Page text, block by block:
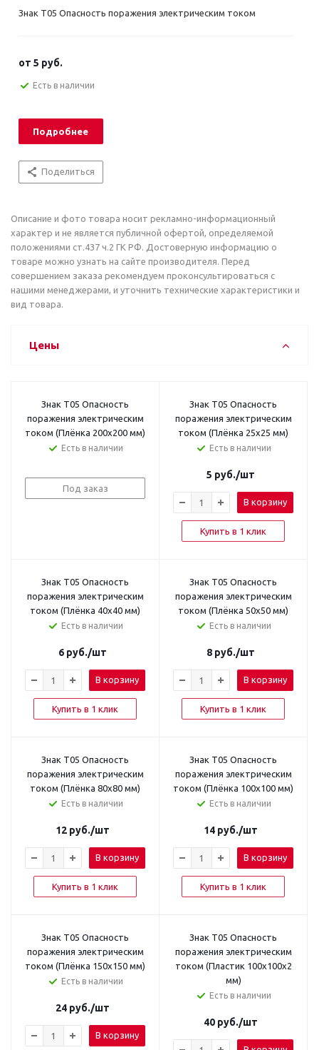
Знак T05 Опасность поражения электрическим током
от 5 руб.
Есть в наличии
Подробнее
Поделиться
Описание и фото товара носит рекламно-информационный
характер и не является публичной офертой, определяемой
положениями ст.437 ч.2 ГК РФ. Достоверную информацию о
товаре можно узнать на сайте производителя. Перед
совершением заказа рекомендуем проконсультироваться с
нашими менеджерами, и уточнить технические характеристики и
вид товара.
Цены
Знак T05 Опасность
поражения электрическим
током (Плёнка 200x200 мм)
Есть в наличии
Под заказ
Знак T05 Опасность
поражения электрическим
током (Плёнка 25х25 мм)
Есть в наличии
5 руб./шт
В корзину
Купить в 1 клик
Знак T05 Опасность
поражения электрическим
током (Плёнка 40х40 мм)
Есть в наличии
6 руб./шт
В корзину
Купить в 1 клик
Знак T05 Опасность
поражения электрическим
током (Плёнка 50х50 мм)
Есть в наличии
8 руб./шт
В корзину
Купить в 1 клик
Знак T05 Опасность
поражения электрическим
током (Плёнка 80х80 мм)
Есть в наличии
12 руб./шт
В корзину
Купить в 1 клик
Знак T05 Опасность
поражения электрическим
током (Плёнка 100x100 мм)
Есть в наличии
14 руб./шт
В корзину
Купить в 1 клик
Знак T05 Опасность
поражения электрическим
током (Плёнка 150x150 мм)
Есть в наличии
24 руб./шт
В корзину
Знак T05 Опасность
поражения электрическим
током (Пластик 100x100x2
мм)
Есть в наличии
40 руб./шт